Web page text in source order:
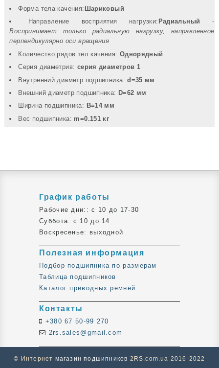
Форма тела качения: Шариковый
Направление восприятия нагрузки: Радиальный
-
Воспринимает только радиальную нагрузку, направленное
перпендикулярно оси вращения
Количество рядов тел качения: Однорядный
Серия диаметрив: серия диаметров 1
Внутренний диаметр подшипника:d=35 мм
Внешний диаметр подшипника: D=62 мм
Ширина подшипника: B=14 мм
Вec подшипника: m=0.151 кг
График работы
Рабочие дни:: c 10 до 17-30
Суббота: c 10 до 14
Воскресенье: выходной
Полезная информация
Подбор подшипника по размерам
Таблица подшипников
Каталог приводных ремней
Контакты
+380 67 50-99 270
2rs.sales@gmail.com
© Интернет магазин подшипников 2RS.com.ua 2016-2022